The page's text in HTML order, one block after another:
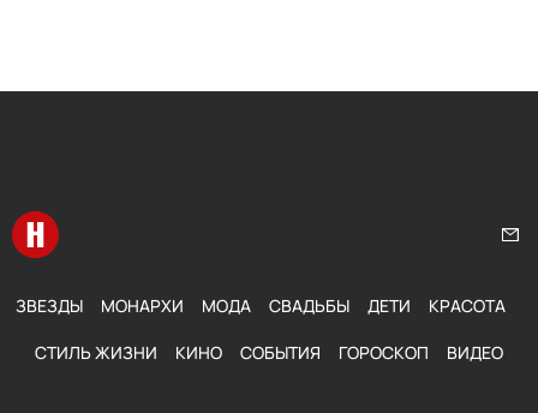
Перейти на главную
ЗВЕЗДЫ МОНАРХИ МОДА СВАДЬБЫ ДЕТИ КРАСОТА
СТИЛЬ ЖИЗНИ КИНО СОБЫТИЯ ГОРОСКОП ВИДЕО